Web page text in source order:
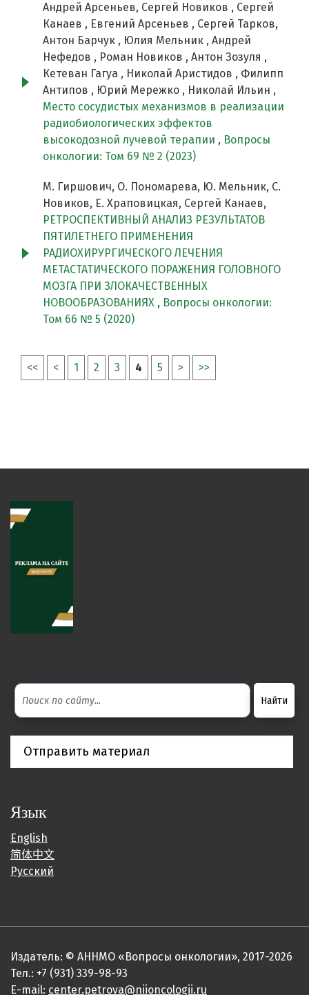
Андрей Арсеньев, Сергей Новиков , Сергей
Канаев , Евгений Арсеньев , Сергей Тарков,
Антон Барчук , Юлия Мельник , Андрей
Нефедов , Роман Новиков , Антон Зозуля ,
Кетеван Гагуа , Николай Аристидов , Филипп
Антипов , Юрий Мережко , Николай Ильин ,
Место сосудистых механизмов в реализации
радиобиологических эффектов
высокодозной лучевой терапии , Вопросы
онкологии: Том 69 № 2 (2023)
М. Гиршович, О. Пономарева, Ю. Мельник, С.
Новиков, Е. Храповицкая, Сергей Канаев,
РЕТРОСПЕКТИВНЫЙ АНАЛИЗ РЕЗУЛЬТАТОВ
ПЯТИЛЕТНЕГО ПРИМЕНЕНИЯ
РАДИОХИРУРГИЧЕСКОГО ЛЕЧЕНИЯ
МЕТАСТАТИЧЕСКОГО ПОРАЖЕНИЯ ГОЛОВНОГО
МОЗГА ПРИ ЗЛОКАЧЕСТВЕННЫХ
НОВООБРАЗОВАНИЯХ , Вопросы онкологии:
Том 66 № 5 (2020)
<< < 1 2 3 4 5 > >>
Отправить материал
Язык
English
简体中文
Русский
Издатель: © АННМО «Вопросы онкологии», 2017-2026
Тел.: +7 (931) 339-98-93
E-mail: center.petrova@niioncologii.ru